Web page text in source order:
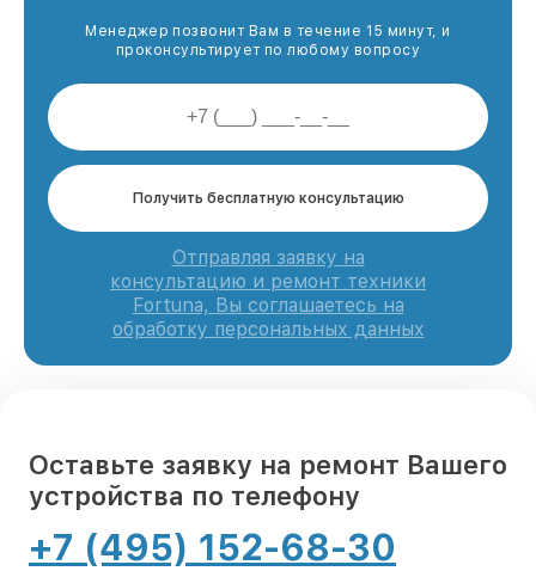
Менеджер позвонит Вам в течение 15 минут, и
проконсультирует по любому вопросу
Получить бесплатную консультацию
Отправляя заявку на
консультацию и ремонт техники
Fortuna, Вы соглашаетесь на
обработку персональных данных
Оставьте заявку на ремонт Вашего
устройства по телефону
+7 (495) 152-68-30